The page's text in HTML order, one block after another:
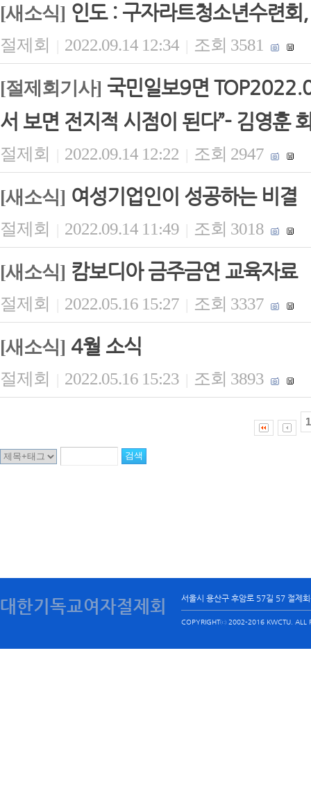
[새소식] 인도 : 구자라트청소년수련
절제회 | 2022.09.14 12:34 | 조회 3581
[절제회기사] 국민일보9면
서 보면 전지적 시점이 된다”- 김영훈
절제회 | 2022.09.14 12:22 | 조회 2947
[새소식] 여성기업인이 성공하는 비결
절제회 | 2022.09.14 11:49 | 조회 3018
[새소식] 캄보디아 금주금연 교육자료
절제회 | 2022.05.16 15:27 | 조회 3337
[새소식] 4월 소식
절제회 | 2022.05.16 15:23 | 조회 3893
1
대한기독교여자절제회 서울시 용산구 후암로 57길 57 절제
COPYRIGHTⓒ 2002-2016 KWCTU. ALL